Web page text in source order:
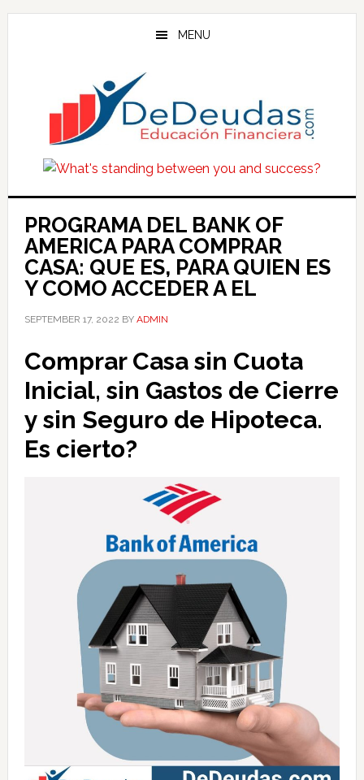
Skip
Skip
Skip
MENU
PROGRAMA DEL BANK OF
AMERICA PARA COMPRAR
CASA: QUE ES, PARA QUIEN ES
Y COMO ACCEDER A EL
SEPTEMBER 17, 2022 BY ADMIN
Comprar Casa sin Cuota
Inicial, sin Gastos de Cierre
y sin Seguro de Hipoteca.
Es cierto?